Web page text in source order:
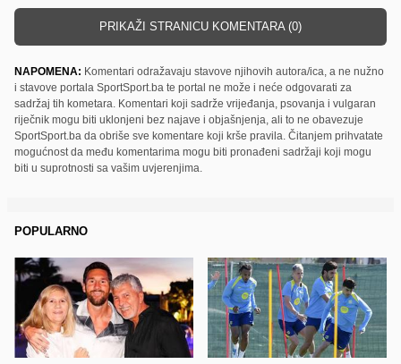
PRIKAŽI STRANICU KOMENTARA (0)
NAPOMENA: Komentari odražavaju stavove njihovih autora/ica, a ne nužno
i stavove portala SportSport.ba te portal ne može i neće odgovarati za
sadržaj tih kometara. Komentari koji sadrže vrijeđanja, psovanja i vulgaran
riječnik mogu biti uklonjeni bez najave i objašnjenja, ali to ne obavezuje
SportSport.ba da obriše sve komentare koji krše pravila. Čitanjem prihvatate
mogućnost da među komentarima mogu biti pronađeni sadržaji koji mogu
biti u suprotnosti sa vašim uvjerenjima.
POPULARNO